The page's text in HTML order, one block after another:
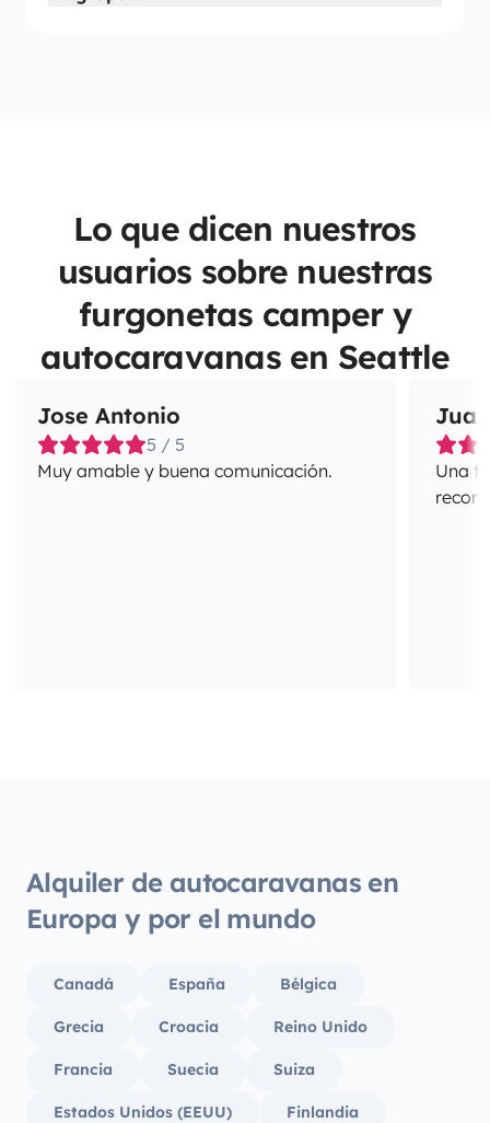
Lo que dicen nuestros
usuarios sobre nuestras
furgonetas camper y
autocaravanas en Seattle
Jose Antonio
5 / 5
Muy amable y buena comunicación.
Una
Alquiler de autocaravanas en
Europa y por el mundo
Canadá España Bélgica
Grecia Croacia Reino Unido
Francia Suecia Suiza
Estados Unidos (EEUU) Finlandia